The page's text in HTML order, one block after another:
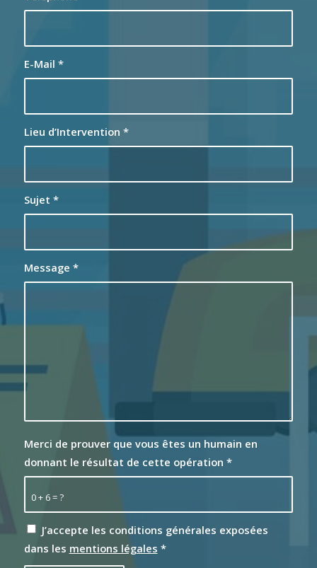
E-Mail *
Lieu d’Intervention *
Sujet *
Message *
0 + 6 = ?
Merci de prouver que vous êtes un humain en
donnant le résultat de cette opération *
J’accepte les conditions générales exposées
dans les mentions légales *